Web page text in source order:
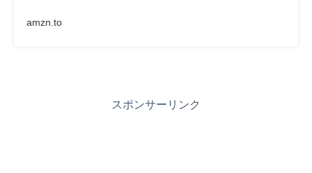
amzn.to
スポンサーリンク